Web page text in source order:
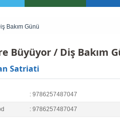
Bakım Günü
Büyüyor / Diş Bakım
Satriati
: 9786257487047
: 9786257487047